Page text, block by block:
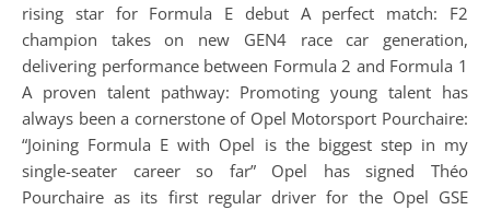
rising star for Formula E debut A perfect match: F2
champion takes on new GEN4 race car generation,
delivering performance between Formula 2 and Formula 1
A proven talent pathway: Promoting young talent has
always been a cornerstone of Opel Motorsport Pourchaire:
“Joining Formula E with Opel is the biggest step in my
single-seater career so far” Opel has signed Théo
Pourchaire as its first regular driver for the Opel GSE